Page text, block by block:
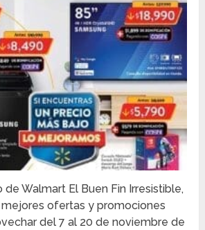
Walmart El Buen Fin Irresistible,
ofertas y promociones
del 7 al 20 de noviembre de